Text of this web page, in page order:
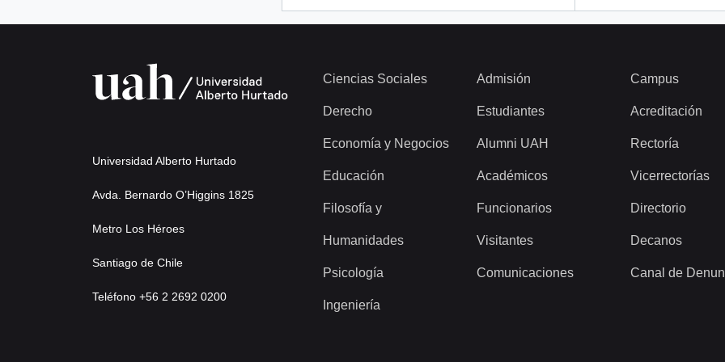
Universidad Alberto Hurtado
Avda. Bernardo O’Higgins 1825
Metro Los Héroes
Santiago de Chile
Teléfono +56 2 2692 0200
Ciencias Sociales
Derecho
Economía y Negocios
Educación
Filosofía y
Humanidades
Psicología
Ingeniería
Admisión
Estudiantes
Alumni UAH
Académicos
Funcionarios
Visitantes
Comunicaciones
Campus
Acreditación
Rectoría
Vicerrectorías
Directorio
Decanos
Canal de